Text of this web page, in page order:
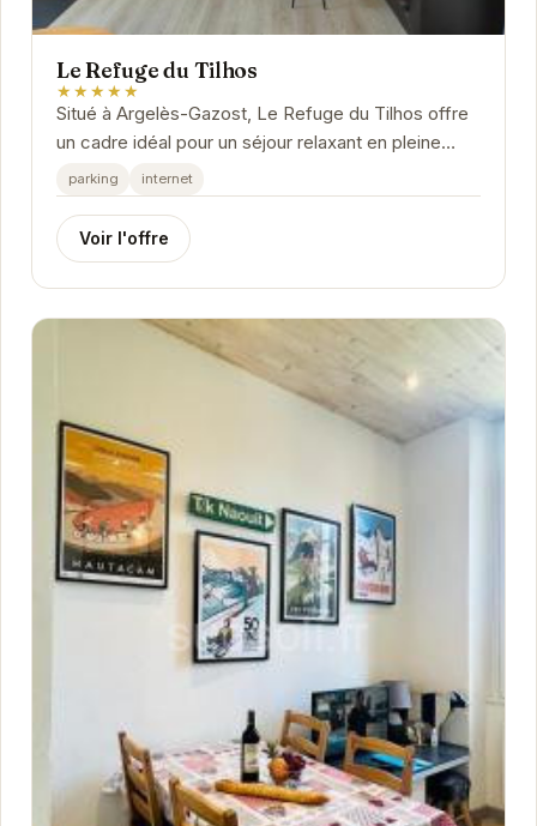
Le Refuge du Tilhos
★★★★★
Situé à Argelès-Gazost, Le Refuge du Tilhos offre
un cadre idéal pour un séjour relaxant en pleine
nature.
parking internet
Voir l'offre